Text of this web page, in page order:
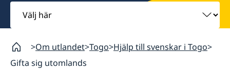
Välj
här
Om utlandet Togo Hjälp till svenskar i Togo
Gifta sig utomlands